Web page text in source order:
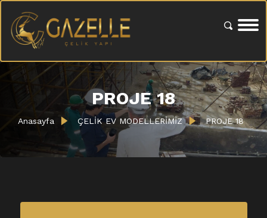
PROJE 18
Anasayfa ÇELİK EV MODELLERİMİZ PROJE 18